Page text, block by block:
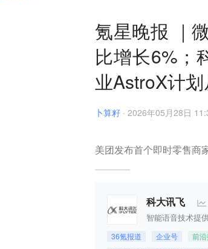
氪星晚报 ｜
比增长6%；
业AstroX计
卜算籽 · 2026年05月28日
美团发布首个即时零售商
科大讯飞
智能语音技术提
36氪报道 企业号 前